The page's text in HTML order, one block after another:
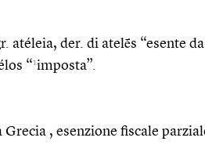
atéleia, der. di atelḗs “esente
“1imposta”.
Grecia , esenzione fiscale